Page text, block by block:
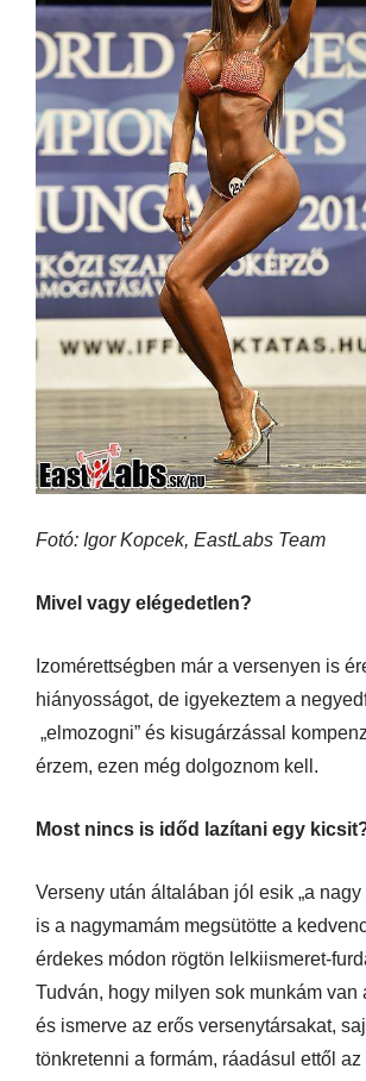
Fotó: Igor Kopcek, EastLabs Team
Mivel vagy elégedetlen?
Izomérettségben már a versenyen is
hiányosságot, de igyekeztem a
„elmozogni” és kisugárzással
érzem, ezen még dolgoznom kell.
Most nincs is időd lazítani egy
Verseny után általában jól esik „a nagy
is a nagymamám megsütötte a
érdekes módon rögtön lelkiismeret-
Tudván, hogy milyen sok munkám van
és ismerve az erős versenytársakat,
tönkretenni a formám, ráadásul ettől az